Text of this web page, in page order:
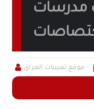
مدرسات
 موقع تعيينات العراق